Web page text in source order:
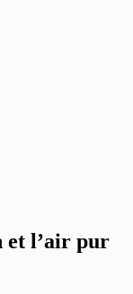
et l’air pur